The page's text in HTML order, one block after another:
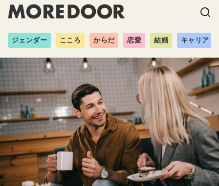
ジェンダー こころ からだ 恋愛 結婚 キャリア